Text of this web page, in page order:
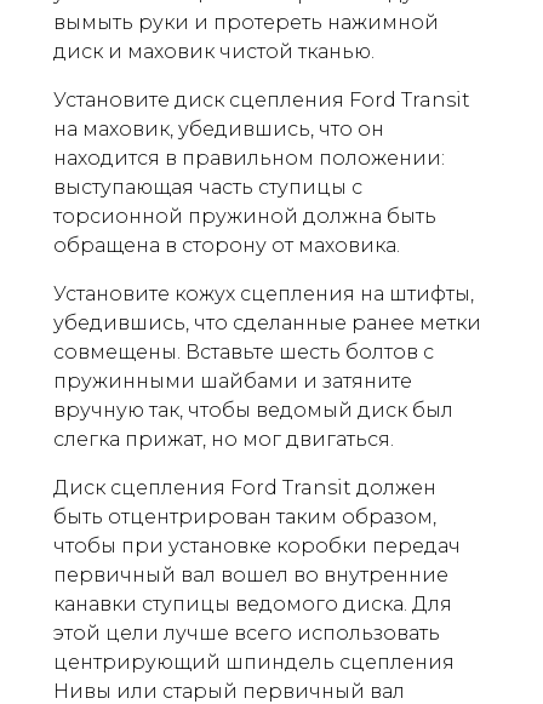
вымыть руки и протереть нажимной
диск и маховик чистой тканью.
Установите диск сцепления Ford Transit
на маховик, убедившись, что он
находится в правильном положении:
выступающая часть ступицы с
торсионной пружиной должна быть
обращена в сторону от маховика.
Установите кожух сцепления на штифты,
убедившись, что сделанные ранее метки
совмещены. Вставьте шесть болтов с
пружинными шайбами ​​и затяните
вручную так, чтобы ведомый диск был
слегка прижат, но мог двигаться.
Диск сцепления Ford Transit должен
быть отцентрирован таким образом,
чтобы при установке коробки передач
первичный вал вошел во внутренние
канавки ступицы ведомого диска. Для
этой цели лучше всего использовать
центрирующий шпиндель сцепления
Нивы или старый первичный вал